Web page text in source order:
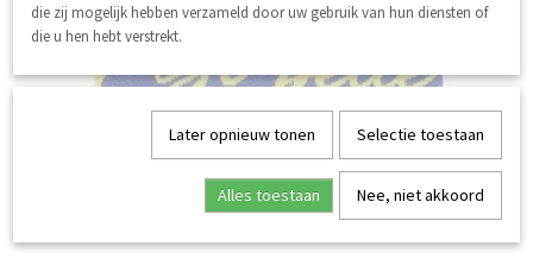
die zij mogelijk hebben verzameld door uw gebruik van hun diensten of
die u hen hebt verstrekt.
Later opnieuw tonen Selectie toestaan
Alles toestaan Nee, niet akkoord